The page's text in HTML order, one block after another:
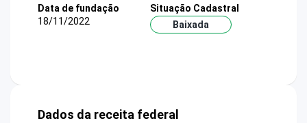
Data de fundação
18/11/2022
Situação Cadastral
Baixada
Dados da receita federal